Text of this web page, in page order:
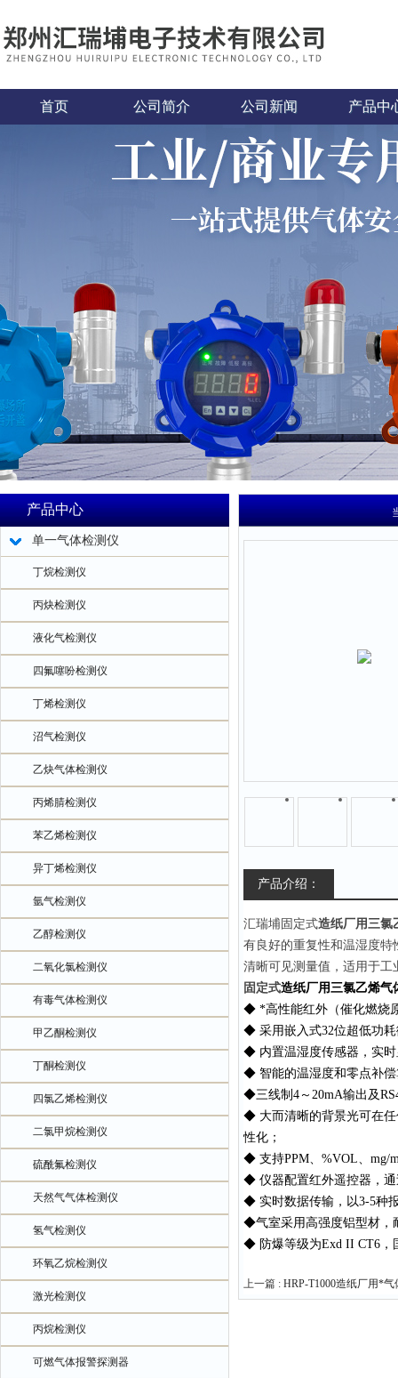
首页 公司简介 公司新闻 产品中
产品中心
单一气体检测仪
丁烷检测仪
丙炔检测仪
液化气检测仪
四氟噻吩检测仪
丁烯检测仪
沼气检测仪
乙炔气体检测仪
丙烯腈检测仪
苯乙烯检测仪
异丁烯检测仪
氩气检测仪
乙醇检测仪
二氧化氯检测仪
有毒气体检测仪
甲乙酮检测仪
丁酮检测仪
四氯乙烯检测仪
二氯甲烷检测仪
硫酰氟检测仪
天然气气体检测仪
氢气检测仪
环氧乙烷检测仪
激光检测仪
丙烷检测仪
可燃气体报警探测器
产品介绍：
汇瑞埔 固定式造纸厂用三氯
有良好的重复性和温湿度
清晰可见测量值，适用于工
固定式造纸厂用三氯乙烯气
◆ *高性能红外（催化燃烧
◆ 采用嵌入式32位超低功
◆ 内置温湿度传感器，实
◆ 智能的温湿度和零点补偿
◆三线制4～20mA输出及
◆ 大而清晰的背景光可在任
性化；
◆ 支持PPM、%VOL、mg/
◆ 仪器配置红外遥控器，
◆ 实时数据传输，以3-5种
◆气室采用高强度铝型材，
◆ 防爆等级为Exd II CT6，
上一篇 : HRP-T1000造纸厂用*气